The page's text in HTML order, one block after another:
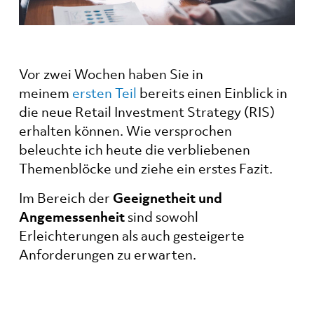
Vor zwei Wochen haben Sie in
meinem ersten Teil bereits einen Einblick in
die neue Retail Investment Strategy (RIS)
erhalten können. Wie versprochen
beleuchte ich heute die verbliebenen
Themenblöcke und ziehe ein erstes Fazit.
Im Bereich der Geeignetheit und
Angemessenheit sind sowohl
Erleichterungen als auch gesteigerte
Anforderungen zu erwarten.